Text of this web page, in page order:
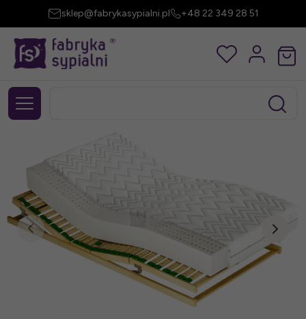
sklep@fabrykasypialni.pl +48 22 349 28 51